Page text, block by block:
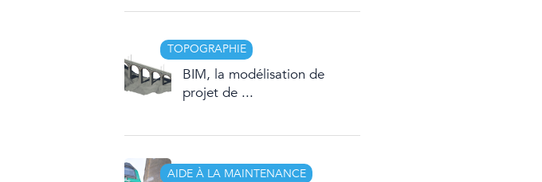
TOPOGRAPHIE
BIM, la modélisation de
projet de ...
AIDE À LA MAINTENANCE